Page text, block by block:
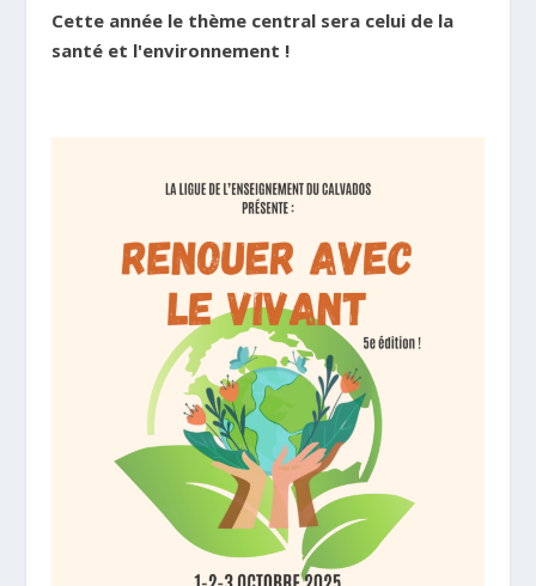
Cette année le thème central sera celui de la
santé et l'environnement !